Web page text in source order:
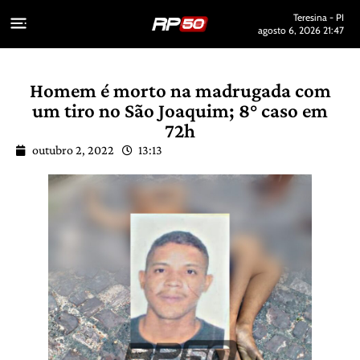
Teresina - PI
agosto 6, 2026 21:47
Homem é morto na madrugada com
um tiro no São Joaquim; 8° caso em
72h
outubro 2, 2022 13:13